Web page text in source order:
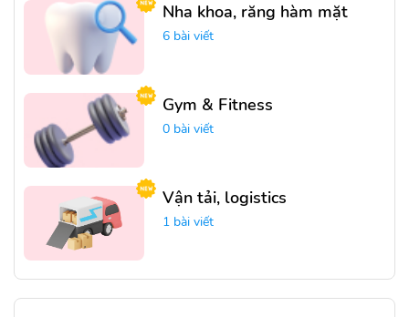
Nha khoa, răng hàm mặt
6 bài viết
Gym & Fitness
0 bài viết
Vận tải, logistics
1 bài viết